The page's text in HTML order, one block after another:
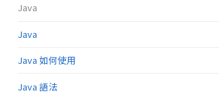
Java
Java
Java 如何使用
Java 語法